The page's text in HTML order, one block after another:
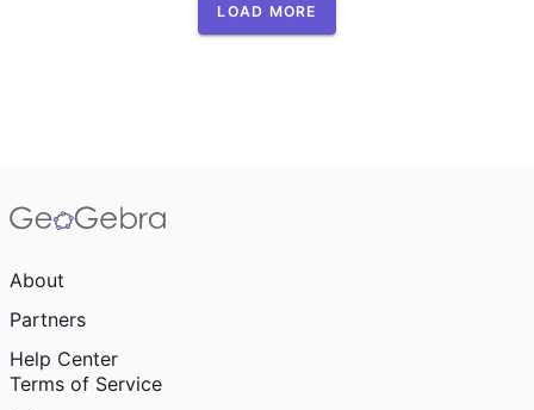
LOAD MORE
About
Partners
Help Center
Terms of Service